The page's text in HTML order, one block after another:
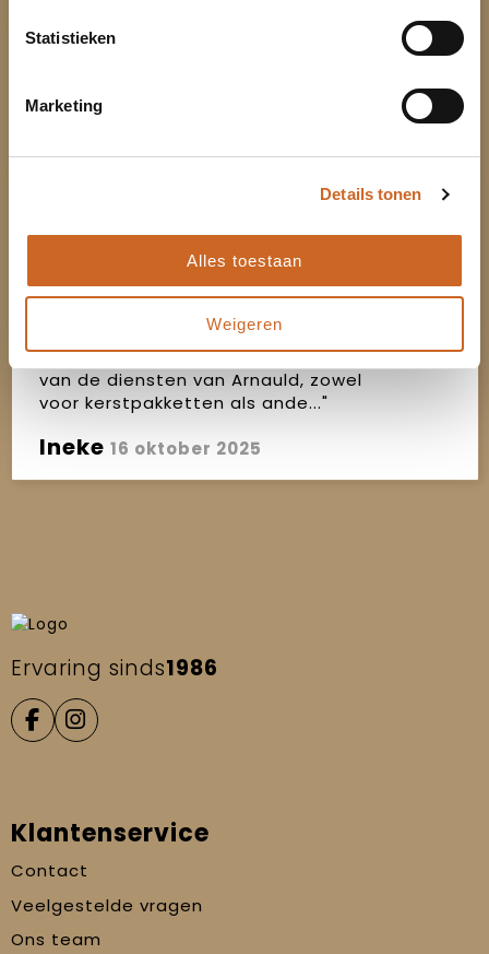
Statistieken
Marketing
Details tonen
Alles toestaan
Weigeren
"We worden vlot en duidelijk geholpen
aanschaffen."
9
"De samenwerking bevalt uitstekend.
prettig – je merkt dat ze éc..."
10
Janet16 oktober 2025
"Sinds enkele jaren maken wij gebruik
van de diensten van Arnauld, zowel
voor kerstpakketten als ande..."
10
Ineke 16 oktober 2025
Ervaring sinds1986
Klantenservice
Contact
Veelgestelde vragen
Ons team